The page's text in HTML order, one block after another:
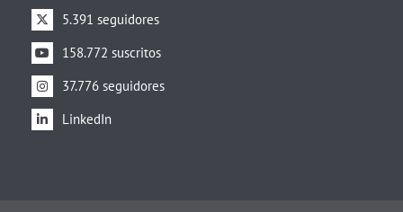
5.391 seguidores
158.772 suscritos
37.776 seguidores
LinkedIn